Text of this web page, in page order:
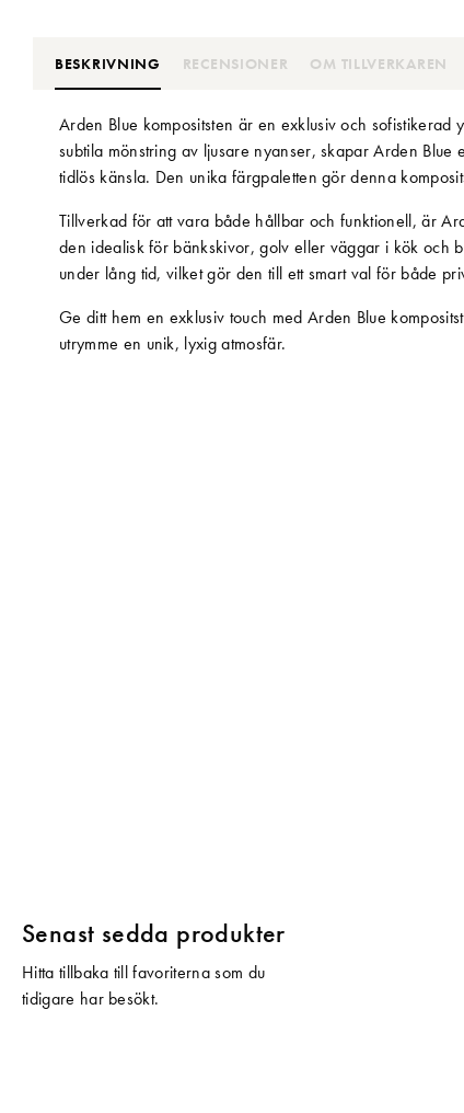
BESKRIVNING RECENSIONER OM TILLVERKAREN
Arden Blue kompositsten är en exklusiv och
subtila mönstring av ljusare nyanser, skapar Arden
tidlös känsla. Den unika färgpaletten gör denna
Tillverkad för att vara både hållbar och funktionell, är
den idealisk för bänkskivor, golv eller väggar i kök och
under lång tid, vilket gör den till ett smart val för både
Ge ditt hem en exklusiv touch med Arden Blue
utrymme en unik, lyxig atmosfär.
Senast sedda produkter
Hitta tillbaka till favoriterna som du
tidigare har besökt.